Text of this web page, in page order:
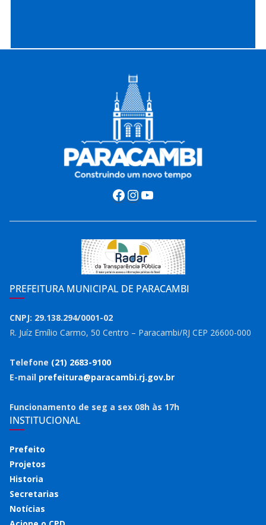
Facebook
Instagram
Youtube
PREFEITURA MUNICIPAL DE PARACAMBI
CNPJ: 29.138.294/0001-02
R. Juíz Emílio Carmo, 50 Centro – Paracambi/RJ CEP 26600-000
Telefone (21) 2683-9100
E-mail prefeitura@paracambi.rj.gov.br
Funcionamento de seg a sex 08h às 17h
INSTITUCIONAL
Prefeito
Projetos
Historia
Secretarias
Notícias